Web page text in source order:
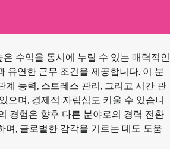
수익을 동시에 누릴 수 있는 매력적인
유연한 근무 조건을 제공합니다. 이 분
계 능력, 스트레스 관리, 그리고 시간 관
으며, 경제적 자립심도 키울 수 있습니
경험은 향후 다른 분야로의 경력 전환
며, 글로벌한 감각을 기르는 데도 도움